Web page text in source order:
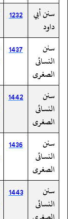
سنن أبي
داود
1232
سنن
النسائى
الصغرى
1437
سنن
النسائى
الصغرى
1442
سنن
النسائى
الصغرى
1436
سنن
النسائى
1443